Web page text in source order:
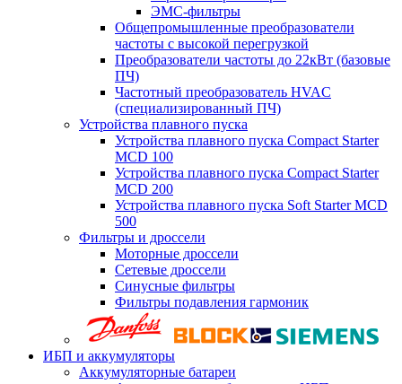
ЭМС-фильтры
Общепромышленные преобразователи
частоты с высокой перегрузкой
Преобразователи частоты до 22кВт (базовые
ПЧ)
Частотный преобразователь HVAC
(специализированный ПЧ)
Устройства плавного пуска
Устройства плавного пуска Compact Starter
MCD 100
Устройства плавного пуска Compact Starter
MCD 200
Устройства плавного пуска Soft Starter MCD
500
Фильтры и дроссели
Моторные дроссели
Сетевые дроссели
Синусные фильтры
Фильтры подавления гармоник
ИБП и аккумуляторы
Аккумуляторные батареи